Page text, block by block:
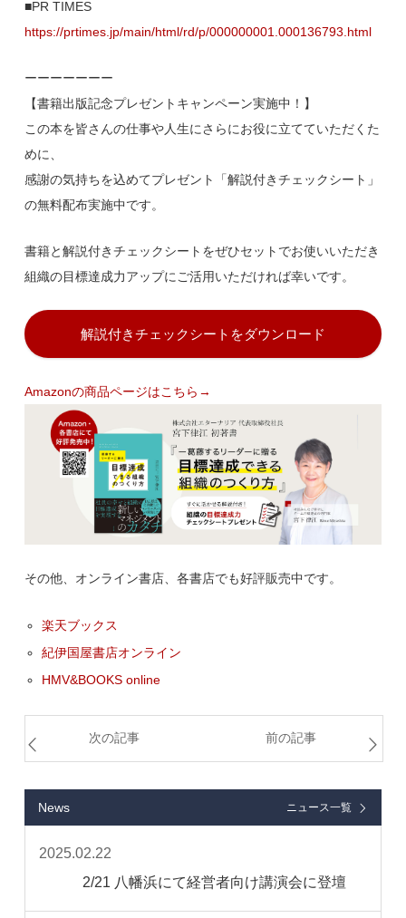
■PR TIMES
https://prtimes.jp/main/html/rd/p/000000001.000136793.html
ーーーーーーー
【書籍出版記念プレゼントキャンペーン実施中！】
この本を皆さんの仕事や人生にさらにお役に立てていただくた
めに、
感謝の気持ちを込めてプレゼント「解説付きチェックシート」
の無料配布実施中です。
書籍と解説付きチェックシートをぜひセットでお使いいただき
組織の目標達成力アップにご活用いただければ幸いです。
解説付きチェックシートをダウンロード
Amazonの商品ページはこちら→
その他、オンライン書店、各書店でも好評販売中です。
楽天ブックス
紀伊国屋書店オンライン
HMV&BOOKS online
次の記事 前の記事
News ニュース一覧
2025.02.22
2/21 八幡浜にて経営者向け講演会に登壇